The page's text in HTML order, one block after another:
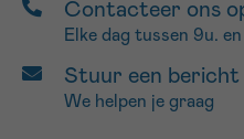
Contacteer ons
Elke dag tussen 9u. en
Stuur een bericht
We helpen je graag